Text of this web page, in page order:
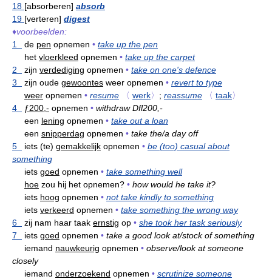
18 [absorberen] absorb
19 [verteren] digest
♦voorbeelden:
1
de pen opnemen • take up the pen
het vloerkleed opnemen • take up the carpet
2
zijn verdediging opnemen • take on one's defence
3
zijn oude gewoontes weer opnemen • revert to type
weer opnemen • resume 〈 werk〉 ; reassume 〈 taak〉
4
ƒ200,- opnemen • withdraw Dfl200,-
een lening opnemen • take out a loan
een snipperdag opnemen • take the/a day off
5
iets (te) gemakkelijk opnemen • be (too) casual about
something
iets goed opnemen • take something well
hoe zou hij het opnemen? • how would he take it?
iets hoog opnemen • not take kindly to something
iets verkeerd opnemen • take something the wrong way
6
zij nam haar taak ernstig op • she took her task seriously
7
iets goed opnemen • take a good look at/stock of something
iemand nauwkeurig opnemen • observe/look at someone
closely
iemand onderzoekend opnemen • scrutinize someone